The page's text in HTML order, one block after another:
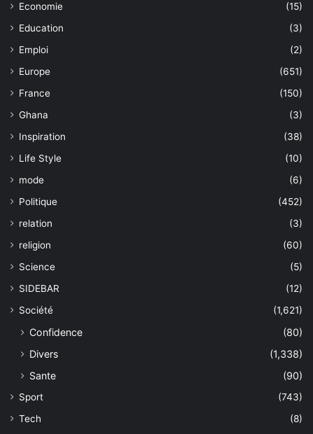
Economie
(15)
Education
(3)
Emploi
(2)
Europe
(651)
France
(150)
Ghana
(3)
Inspiration
(38)
Life Style
(10)
mode
(6)
Politique
(452)
relation
(3)
religion
(60)
Science
(5)
SIDEBAR
(12)
Société
(1,621)
Confidence
(80)
Divers
(1,338)
Sante
(90)
Sport
(743)
Tech
(8)